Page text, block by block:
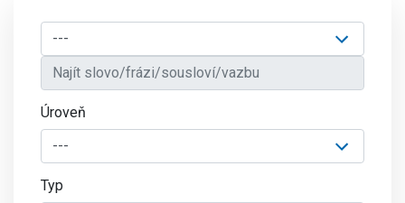
Úroveň
Typ